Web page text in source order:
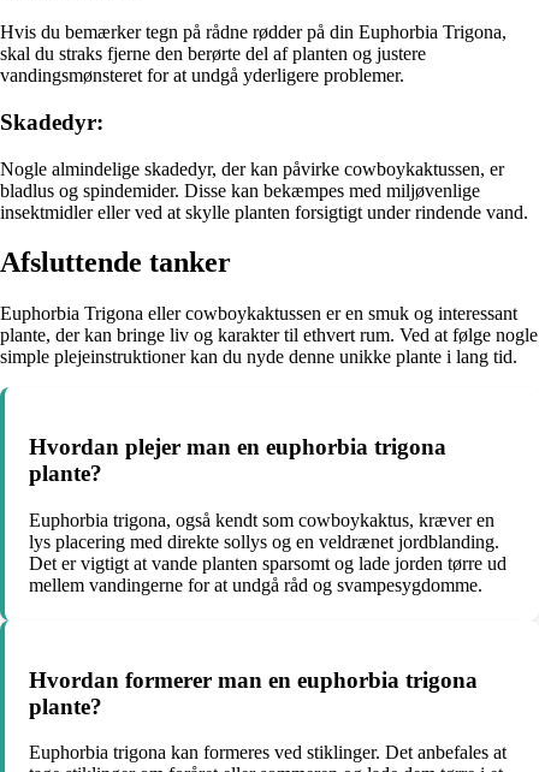
Hvis du bemærker tegn på rådne rødder på din Euphorbia Trigona,
skal du straks fjerne den berørte del af planten og justere
vandingsmønsteret for at undgå yderligere problemer.
Skadedyr:
Nogle almindelige skadedyr, der kan påvirke cowboykaktussen, er
bladlus og spindemider. Disse kan bekæmpes med miljøvenlige
insektmidler eller ved at skylle planten forsigtigt under rindende vand.
Afsluttende tanker
Euphorbia Trigona eller cowboykaktussen er en smuk og interessant
plante, der kan bringe liv og karakter til ethvert rum. Ved at følge nogle
simple plejeinstruktioner kan du nyde denne unikke plante i lang tid.
Hvordan plejer man en euphorbia trigona
plante?
Euphorbia trigona, også kendt som cowboykaktus, kræver en
lys placering med direkte sollys og en veldrænet jordblanding.
Det er vigtigt at vande planten sparsomt og lade jorden tørre ud
mellem vandingerne for at undgå råd og svampesygdomme.
Hvordan formerer man en euphorbia trigona
plante?
Euphorbia trigona kan formeres ved stiklinger. Det anbefales at